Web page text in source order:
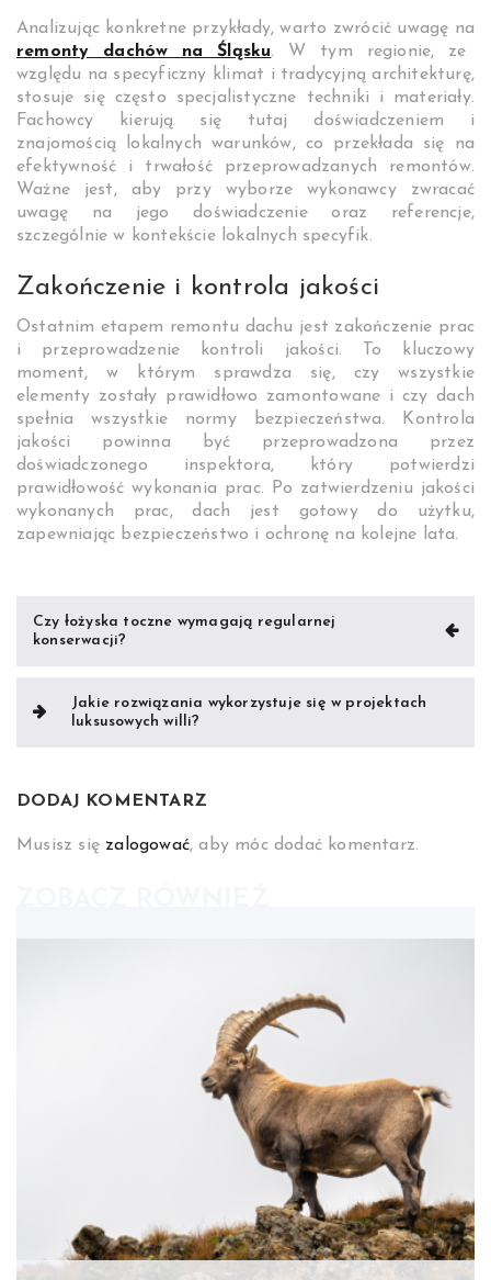
Analizując konkretne przykłady, warto zwrócić uwagę na
remonty dachów na Śląsku. W tym regionie, ze
względu na specyficzny klimat i tradycyjną architekturę,
stosuje się często specjalistyczne techniki i materiały.
Fachowcy kierują się tutaj doświadczeniem i
znajomością lokalnych warunków, co przekłada się na
efektywność i trwałość przeprowadzanych remontów.
Ważne jest, aby przy wyborze wykonawcy zwracać
uwagę na jego doświadczenie oraz referencje,
szczególnie w kontekście lokalnych specyfik.
Zakończenie i kontrola jakości
Ostatnim etapem remontu dachu jest zakończenie prac
i przeprowadzenie kontroli jakości. To kluczowy
moment, w którym sprawdza się, czy wszystkie
elementy zostały prawidłowo zamontowane i czy dach
spełnia wszystkie normy bezpieczeństwa. Kontrola
jakości powinna być przeprowadzona przez
doświadczonego inspektora, który potwierdzi
prawidłowość wykonania prac. Po zatwierdzeniu jakości
wykonanych prac, dach jest gotowy do użytku,
zapewniając bezpieczeństwo i ochronę na kolejne lata.
Nawigacja
wpisu
Czy łożyska toczne wymagają regularnej
konserwacji?
Jakie rozwiązania wykorzystuje się w projektach
luksusowych willi?
DODAJ KOMENTARZ
Musisz się zalogować, aby móc dodać komentarz.